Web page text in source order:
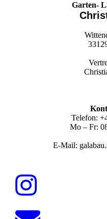
Garten-
Telefon:
Mo – Fr:
E-Mail: